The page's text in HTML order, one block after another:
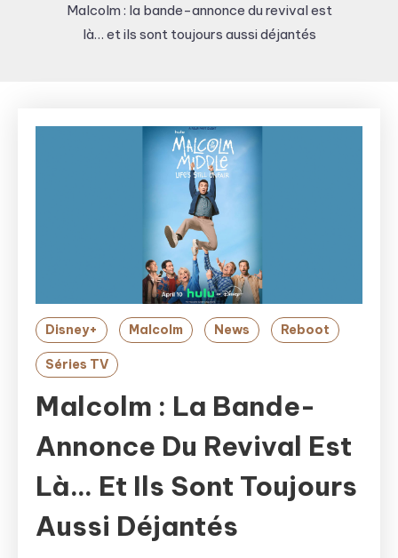
Malcolm : la bande-annonce du revival est
là… et ils sont toujours aussi déjantés
Disney+ Malcolm News Reboot
Séries TV
Malcolm : La Bande-
Annonce Du Revival Est
Là… Et Ils Sont Toujours
Aussi Déjantés